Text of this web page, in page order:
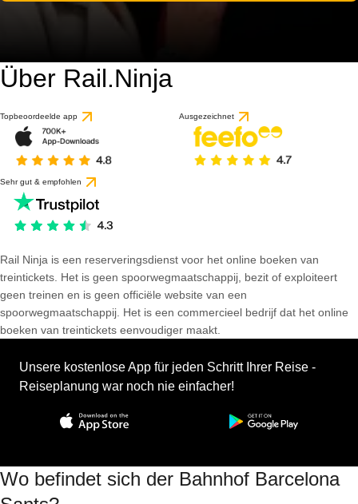
Über Rail.Ninja
Topbeoordeelde app Ausgezeichnet
Sehr gut & empfohlen
Rail Ninja is een reserveringsdienst voor het online boeken van
treintickets. Het is geen spoorwegmaatschappij, bezit of exploiteert
geen treinen en is geen officiële website van een
spoorwegmaatschappij. Het is een commercieel bedrijf dat het online
boeken van treintickets eenvoudiger maakt.
Unsere kostenlose App für jeden Schritt Ihrer Reise -
Reiseplanung war noch nie einfacher!
Wo befindet sich der Bahnhof Barcelona